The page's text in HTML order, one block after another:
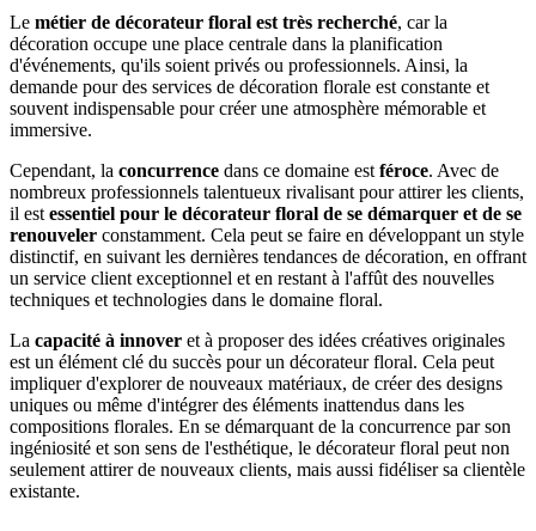
Le métier de décorateur floral est très recherché, car la
décoration occupe une place centrale dans la planification
d'événements, qu'ils soient privés ou professionnels. Ainsi, la
demande pour des services de décoration florale est constante et
souvent indispensable pour créer une atmosphère mémorable et
immersive.
Cependant, la concurrence dans ce domaine est féroce. Avec de
nombreux professionnels talentueux rivalisant pour attirer les clients,
il est essentiel pour le décorateur floral de se démarquer et de se
renouveler constamment. Cela peut se faire en développant un style
distinctif, en suivant les dernières tendances de décoration, en offrant
un service client exceptionnel et en restant à l'affût des nouvelles
techniques et technologies dans le domaine floral.
La capacité à innover et à proposer des idées créatives originales
est un élément clé du succès pour un décorateur floral. Cela peut
impliquer d'explorer de nouveaux matériaux, de créer des designs
uniques ou même d'intégrer des éléments inattendus dans les
compositions florales. En se démarquant de la concurrence par son
ingéniosité et son sens de l'esthétique, le décorateur floral peut non
seulement attirer de nouveaux clients, mais aussi fidéliser sa clientèle
existante.